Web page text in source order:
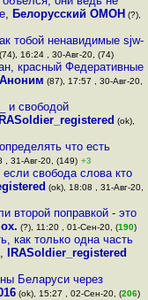
, Белорусский ОМОН (?),
тобой ненавидимые sjw-
(74), 16:24 , 30-Авг-20, (74)
красный Федеративные
Аноним (87), 17:57 , 30-Авг-20,
и свободой
IRASoldier_registered (ok),
что есть
, 31-Авг-20, (149) +3
свобода слова кто
(ok), 18:08 , 31-Авг-20,
второй поправкой - это
(?), 11:20 , 01-Сен-20, (190)
как только одна часть
, IRASoldier_registered
Беларуси через
(ok), 15:27 , 02-Сен-20, (206)